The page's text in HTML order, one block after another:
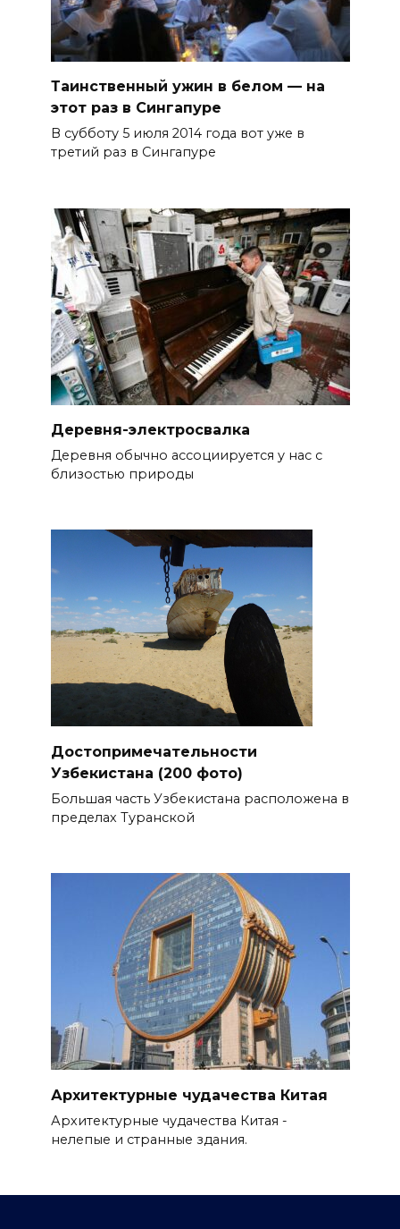
Таинственный ужин в белом — на
этот раз в Сингапуре
В субботу 5 июля 2014 года вот уже в
третий раз в Сингапуре
Деревня-электросвалка
Деревня обычно ассоциируется у нас с
близостью природы
Достопримечательности
Узбекистана (200 фото)
Большая часть Узбекистана расположена в
пределах Туранской
Архитектурные чудачества Китая
Архитектурные чудачества Китая -
нелепые и странные здания.